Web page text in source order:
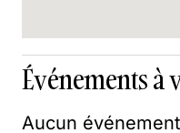
Événements à
Aucun